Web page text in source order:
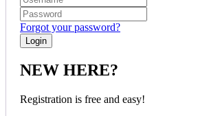
Forgot your password?
NEW HERE?
Registration is free and easy!